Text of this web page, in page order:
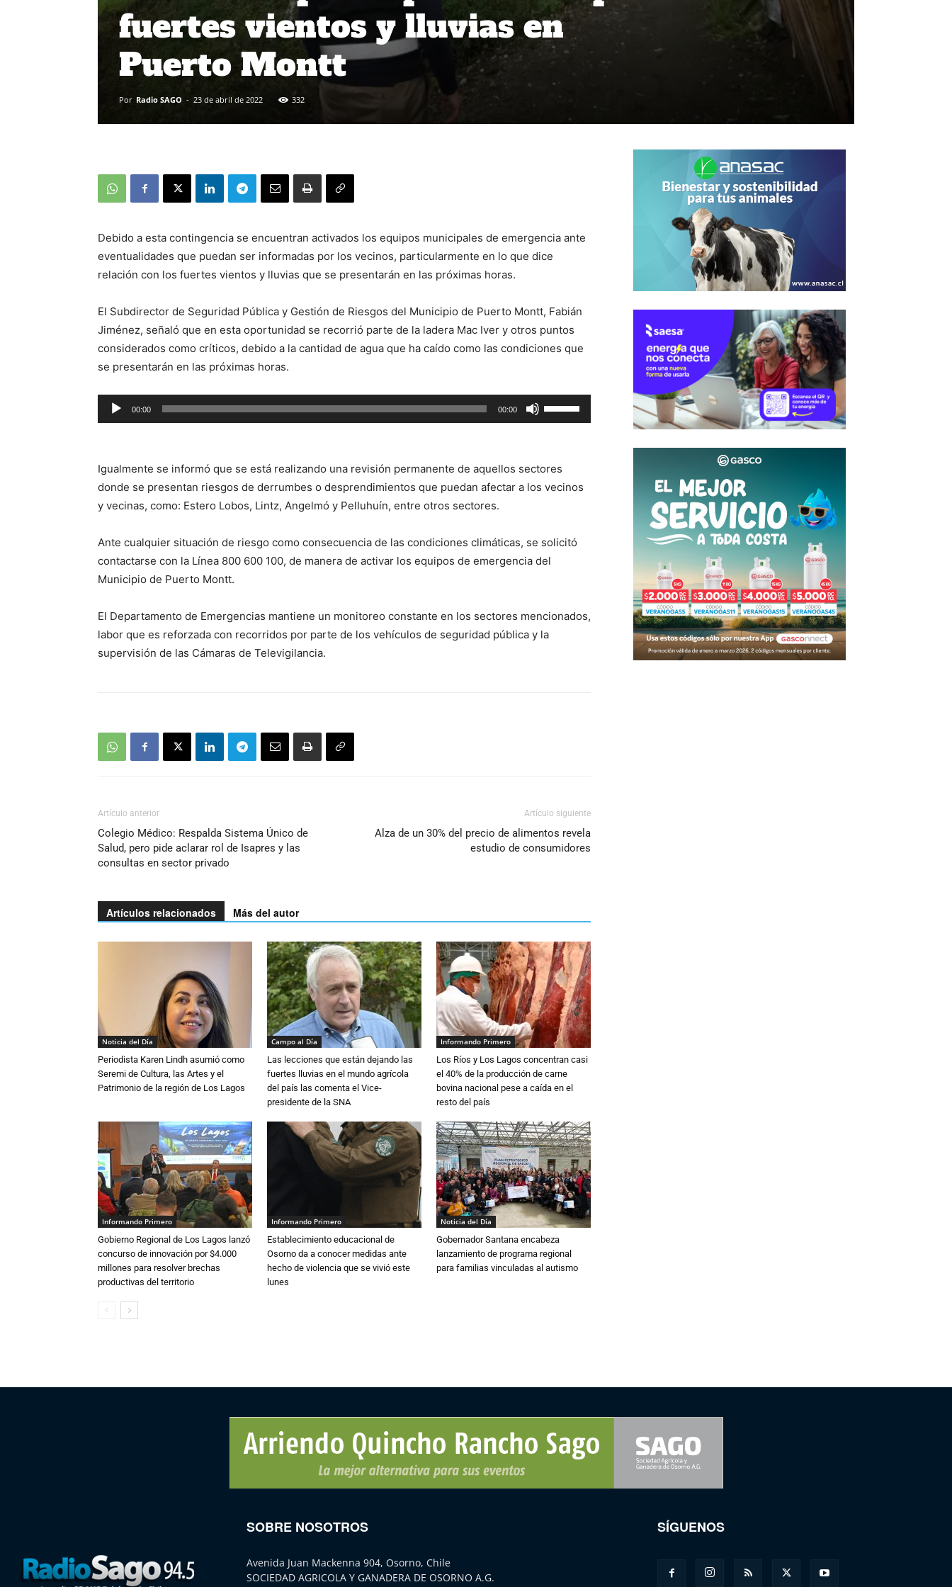
fuertes vientos y lluvias en
Puerto Montt
Por Radio SAGO - 23 de abril de 2022 332
Debido a esta contingencia se encuentran activados los equipos municipales de emergencia ante
eventualidades que puedan ser informadas por los vecinos, particularmente en lo que dice
relación con los fuertes vientos y lluvias que se presentarán en las próximas horas.
El Subdirector de Seguridad Pública y Gestión de Riesgos del Municipio de Puerto Montt, Fabián
Jiménez, señaló que en esta oportunidad se recorrió parte de la ladera Mac Iver y otros puntos
considerados como críticos, debido a la cantidad de agua que ha caído como las condiciones que
se presentarán en las próximas horas.
Reproductor
de
00:00 00:00
las
flecha
arriba/abajo
o
disminuir
Igualmente se informó que se está realizando una revisión permanente de aquellos sectores
donde se presentan riesgos de derrumbes o desprendimientos que puedan afectar a los vecinos
y vecinas, como: Estero Lobos, Lintz, Angelmó y Pelluhuín, entre otros sectores.
Ante cualquier situación de riesgo como consecuencia de las condiciones climáticas, se solicitó
contactarse con la Línea 800 600 100, de manera de activar los equipos de emergencia del
Municipio de Puerto Montt.
El Departamento de Emergencias mantiene un monitoreo constante en los sectores mencionados,
labor que es reforzada con recorridos por parte de los vehículos de seguridad pública y la
supervisión de las Cámaras de Televigilancia.
Artículo anterior
Colegio Médico: Respalda Sistema Único de
Salud, pero pide aclarar rol de Isapres y las
consultas en sector privado
Artículo siguiente
Alza de un 30% del precio de alimentos revela
estudio de consumidores
Artículos relacionados Más del autor
Noticia del Día
Periodista Karen Lindh asumió como
Seremi de Cultura, las Artes y el
Patrimonio de la región de Los Lagos
Campo al Día
Las lecciones que están dejando las
fuertes lluvias en el mundo agrícola
del país las comenta el Vice-
presidente de la SNA
Informando Primero
Los Ríos y Los Lagos concentran casi
el 40% de la producción de carne
bovina nacional pese a caída en el
resto del país
Informando Primero
Gobierno Regional de Los Lagos lanzó
concurso de innovación por $4.000
millones para resolver brechas
productivas del territorio
Informando Primero
Establecimiento educacional de
Osorno da a conocer medidas ante
hecho de violencia que se vivió este
lunes
Noticia del Día
Gobernador Santana encabeza
lanzamiento de programa regional
para familias vinculadas al autismo
SOBRE NOSOTROS
Avenida Juan Mackenna 904, Osorno, Chile
SOCIEDAD AGRICOLA Y GANADERA DE OSORNO A.G.
SÍGUENOS